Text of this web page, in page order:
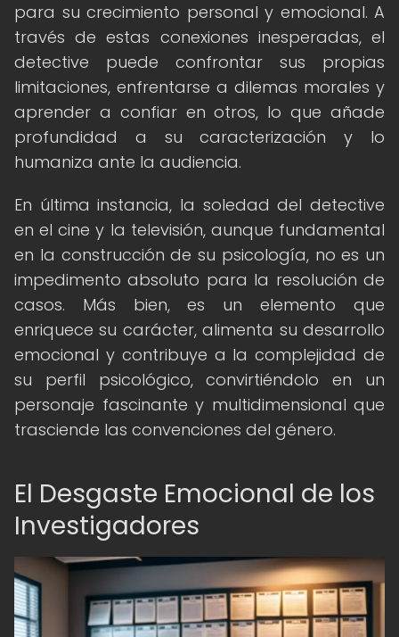
para su crecimiento personal y emocional. A
través de estas conexiones inesperadas, el
detective puede confrontar sus propias
limitaciones, enfrentarse a dilemas morales y
aprender a confiar en otros, lo que añade
profundidad a su caracterización y lo
humaniza ante la audiencia.
En última instancia, la soledad del detective
en el cine y la televisión, aunque fundamental
en la construcción de su psicología, no es un
impedimento absoluto para la resolución de
casos. Más bien, es un elemento que
enriquece su carácter, alimenta su desarrollo
emocional y contribuye a la complejidad de
su perfil psicológico, convirtiéndolo en un
personaje fascinante y multidimensional que
trasciende las convenciones del género.
El Desgaste Emocional de los
Investigadores